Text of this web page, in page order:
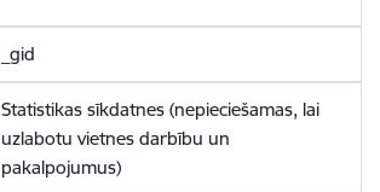
_gid
Statistikas sīkdatnes (nepieciešamas, lai
uzlabotu vietnes darbību un
pakalpojumus)